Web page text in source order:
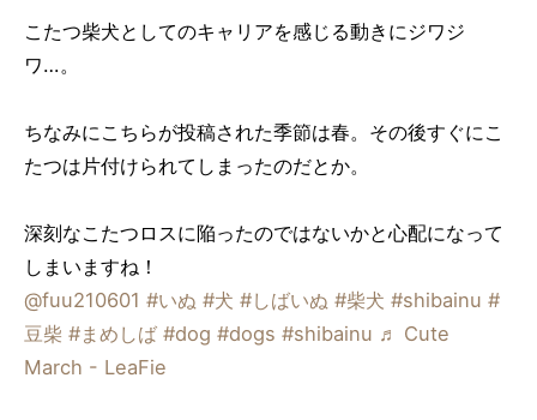
こたつ柴犬としてのキャリアを感じる動きにジワジ
ワ…。
ちなみにこちらが投稿された季節は春。その後すぐにこ
たつは片付けられてしまったのだとか。
深刻なこたつロスに陥ったのではないかと心配になって
しまいますね！
@fuu210601 #いぬ #犬 #しばいぬ #柴犬 #shibainu #
豆柴 #まめしば #dog #dogs #shibainu ♬ Cute
March - LeaFie